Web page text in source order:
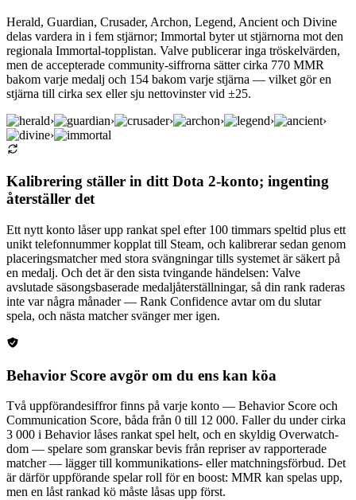
Herald, Guardian, Crusader, Archon, Legend, Ancient och Divine
delas vardera in i fem stjärnor; Immortal byter ut stjärnorna mot den
regionala Immortal-topplistan. Valve publicerar inga tröskelvärden,
men de accepterade community-siffrorna sätter cirka 770 MMR
bakom varje medalj och 154 bakom varje stjärna — vilket gör en
stjärna till cirka sex eller sju nettovinster vid ±25.
›
› › › ›
›
›
Kalibrering ställer in ditt Dota 2-konto; ingenting
återställer det
Ett nytt konto låser upp rankat spel efter 100 timmars speltid plus ett
unikt telefonnummer kopplat till Steam, och kalibrerar sedan genom
placeringsmatcher med stora svängningar tills systemet är säkert på
en medalj. Och det är den sista tvingande händelsen: Valve
avslutade säsongsbaserade medaljåterställningar, så din rank raderas
inte var några månader — Rank Confidence avtar om du slutar
spela, och nästa matcher svänger mer igen.
Behavior Score avgör om du ens kan köa
Två uppförandesiffror finns på varje konto — Behavior Score och
Communication Score, båda från 0 till 12 000. Faller du under cirka
3 000 i Behavior låses rankat spel helt, och en skyldig Overwatch-
dom — spelare som granskar bevis från repriser av rapporterade
matcher — lägger till kommunikations- eller matchningsförbud. Det
är därför uppförande spelar roll för en boost: MMR kan spelas upp,
men en låst rankad kö måste låsas upp först.